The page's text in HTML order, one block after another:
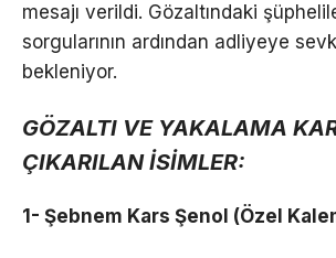
mesajı verildi. Gözaltındaki
sorgularının ardından adliyeye
bekleniyor.
GÖZALTI VE YAKALAMA
ÇIKARILAN İSİMLER:
1- Şebnem Kars Şenol (Özel